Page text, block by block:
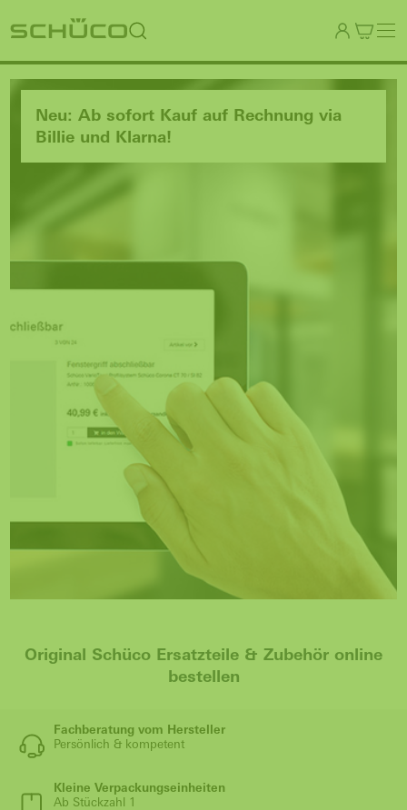
Neu: Ab sofort Kauf auf Rechnung via
Billie und Klarna!
Original Schüco Ersatzteile & Zubehör online
bestellen
Fachberatung vom Hersteller
Persönlich & kompetent
Kleine Verpackungseinheiten
Ab Stückzahl 1